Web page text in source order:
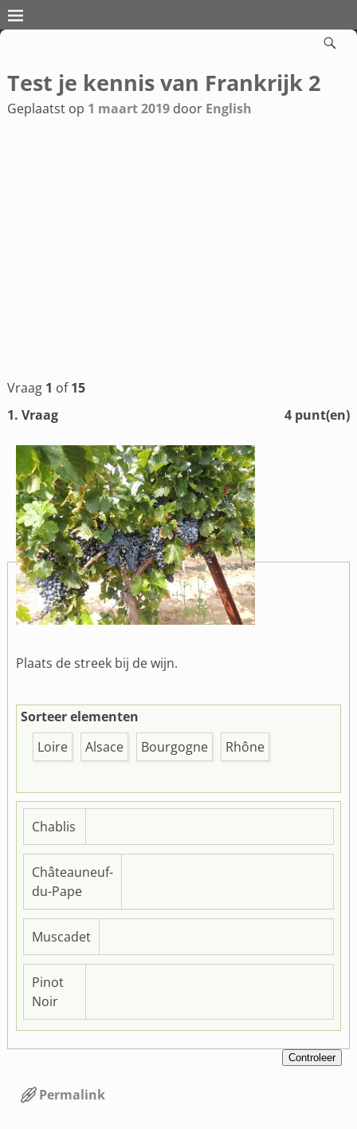
Bericht navigatie
Test je kennis van Frankrijk 2
Geplaatst op 1 maart 2019 door English
Vraag 1 of15
1. Vraag 4 punt(en)
Plaats de streek bij de wijn.
Sorteer elementen
Loire
Alsace Bourgogne Rhône
Chablis
Châteauneuf-
du-Pape
Muscadet
Pinot
Noir
Permalink